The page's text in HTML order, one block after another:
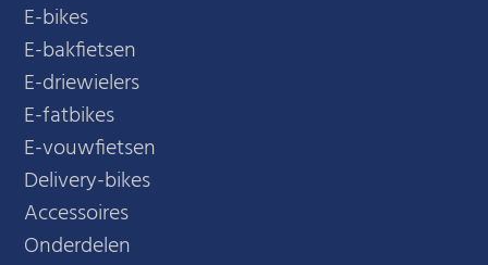
E-bikes
E-bakfietsen
E-driewielers
E-fatbikes
E-vouwfietsen
Delivery-bikes
Accessoires
Onderdelen